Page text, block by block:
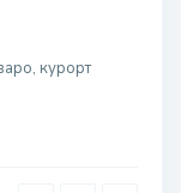
курорт